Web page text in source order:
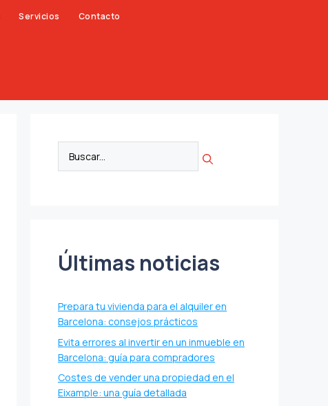
Servicios Contacto
Últimas noticias
Prepara tu vivienda para el alquiler en
Barcelona: consejos prácticos
Evita errores al invertir en un inmueble en
Barcelona: guía para compradores
Costes de vender una propiedad en el
Eixample: una guía detallada